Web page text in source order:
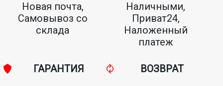
Новая почта,
Самовывоз со
склада
Наличными,
Приват24,
Наложенный
платеж
ГАРАНТИЯ
ВОЗВРАТ